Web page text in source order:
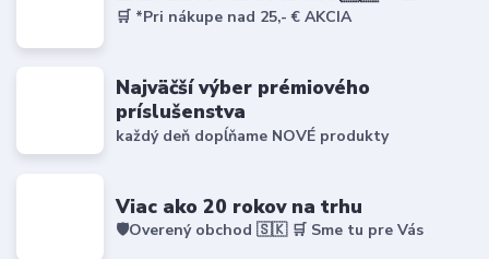
🛒 *Pri nákupe nad 25,- € AKCIA
Najväčší výber prémiového
príslušenstva
každý deň dopĺňame NOVÉ produkty
Viac ako 20 rokov na trhu
🛡️Overený obchod 🇸🇰 🛒 Sme tu pre Vás